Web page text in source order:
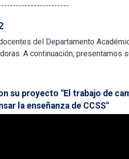
del Departamento
A continuación, presentamos
su proyecto "El trabajo de
la enseñanza de CCSS"